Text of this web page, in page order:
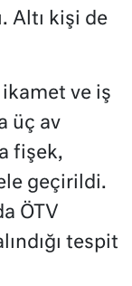
Altı kişi de
ikamet ve iş
üç av
fişek,
geçirildi.
ÖTV
tespit